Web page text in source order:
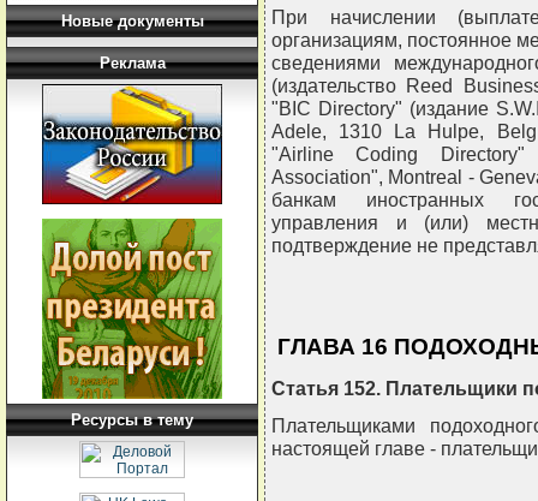
Новые документы
Реклама
Ресурсы в тему
При начислении
организациям, постоянное
сведениями
(издательство Reed
"BIC Directory" (издание
Adele, 1310 La Hulpe,
"Airline Coding Directory"
Association", Montreal -
банкам иностранных
управления и (или)
подтверждение не
ГЛАВА 16
Статья 152. Плательщики
Плательщиками
настоящей главе -